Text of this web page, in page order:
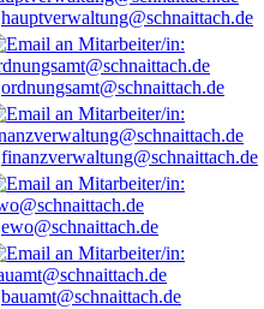
hauptverwaltung@schnaittach.de
ordnungsamt@schnaittach.de
finanzverwaltung@schnaittach.de
ewo@schnaittach.de
bauamt@schnaittach.de